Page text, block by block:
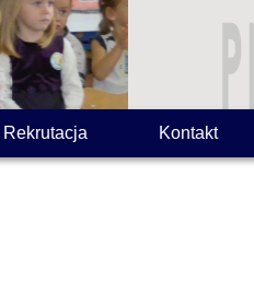
Rekrutacja Kontakt